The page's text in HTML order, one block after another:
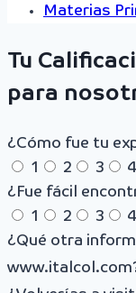
Materias
Tu
para
¿Cómo fue tu
1
2 3 4
¿Fue fácil
1
2 3 4
¿Qué otra